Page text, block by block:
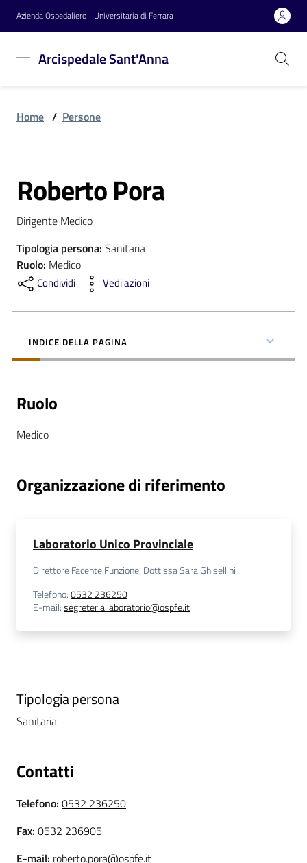
Vai al contenuto
Vai alla navigazione
Vai al footer
Azienda Ospedaliero - Universitaria di Ferrara
Arcispedale Sant'Anna
Sant'Anna
Azienda
Servizi
Novità
C
a
r
t
d
e
r
t
i
e
n
r
Home / Persone
Salta al contenuto
Roberto Pora
Dirigente Medico
Tipologia persona: Sanitaria
Ruolo: Medico
Condividi Vedi azioni
INDICE DELLA PAGINA
Ruolo
Medico
Organizzazione di riferimento
Laboratorio Unico Provinciale
Direttore Facente Funzione: Dott.ssa Sara Ghisellini
Telefono:0532 236250
E-mail:segreteria.laboratorio@ospfe.it
Tipologia persona
Sanitaria
Contatti
Telefono: 0532 236250
Fax: 0532 236905
E-mail: roberto.pora@ospfe.it